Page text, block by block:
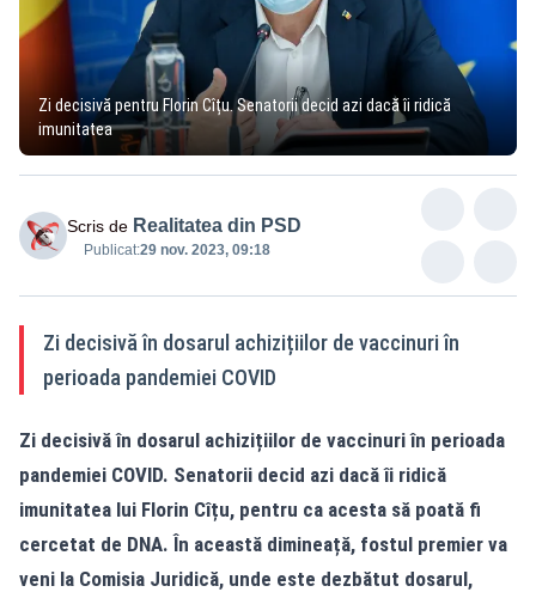
Zi decisivă pentru Florin Cîțu. Senatorii decid azi dacă îi ridică
imunitatea
Scris de Realitatea din PSD
Publicat:29 nov. 2023, 09:18
Zi decisivă în dosarul achizițiilor de vaccinuri în
perioada pandemiei COVID
Zi decisivă în dosarul achizițiilor de vaccinuri în perioada
pandemiei COVID. Senatorii decid azi dacă îi ridică
imunitatea lui Florin Cîțu, pentru ca acesta să poată fi
cercetat de DNA. În această dimineață, fostul premier va
veni la Comisia Juridică, unde este dezbătut dosarul,